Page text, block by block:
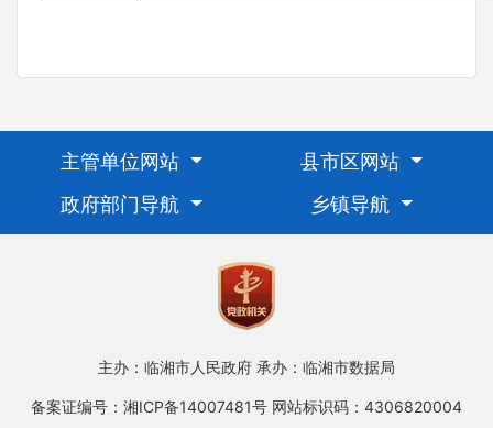
主管单位网站
县市区网站
政府部门导航
乡镇导航
主办：临湘市人民政府 承办：临湘市数据局
备案证编号：湘ICP备14007481号 网站标识码：4306820004